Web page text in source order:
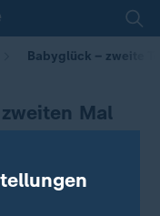
Babyglück – zweite
Mal